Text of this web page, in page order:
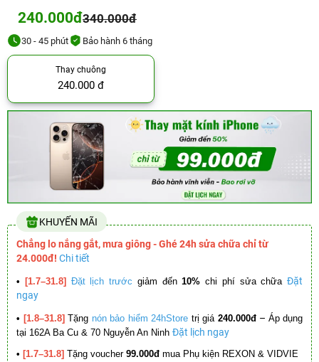
240.000đ340.000đ
30 - 45 phút Bảo hành 6 tháng
Thay chuông
240.000 đ
KHUYẾN MÃI
Chẳng lo nắng gắt, mưa giông - Ghé 24h sửa chữa chỉ từ
24.000đ! Chi tiết
• [1.7–31.8] Đặt lịch trước giảm đến10% chi phí sửa chữa Đặt
ngay
• [1.8–31.8] Tặng nón bảo hiểm 24hStore trị giá 240.000đ – Áp dụng
tại 162A Ba Cu & 70 Nguyễn An Ninh Đặt lịch ngay
• [1.7–31.8] Tặng voucher 99.000đ mua Phụ kiện REXON & VIDVIE